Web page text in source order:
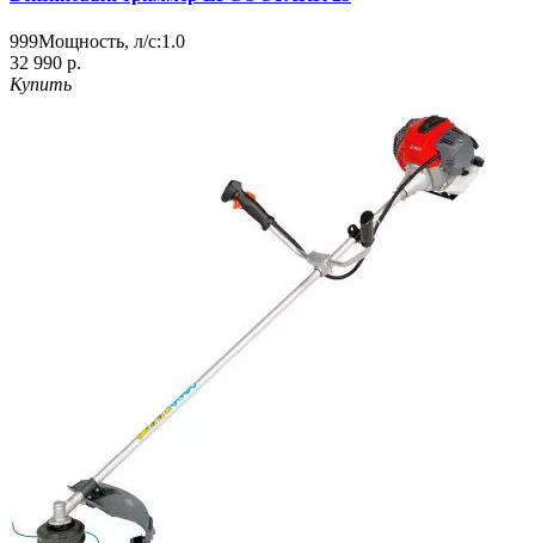
999Мощность, л/с:1.0
32 990 р.
Купить